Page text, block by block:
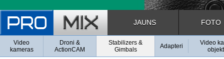
JAUNS FOTO
Video
kameras
Droni &
ActionCAM
Stabilizers &
Gimbals
Adapteri
Video